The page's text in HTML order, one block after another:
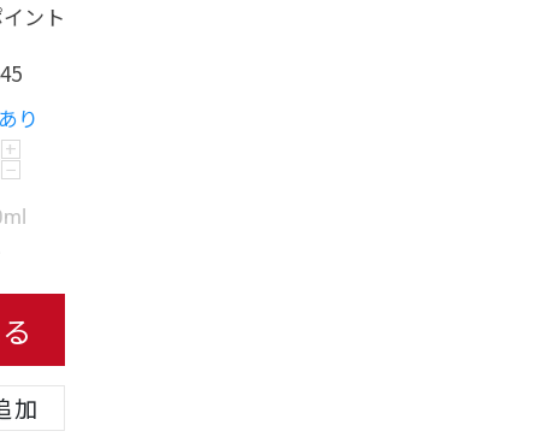
ント
り
+
−
加